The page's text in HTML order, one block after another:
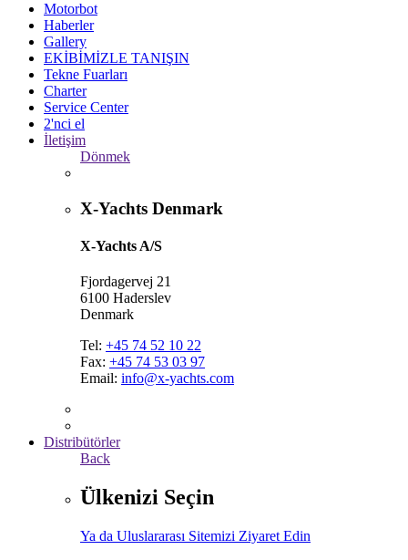
Motorbot
Haberler
Gallery
EKİBİMİZLE TANIŞIN
Tekne Fuarları
Charter
Service Center
2'nci el
İletişim
Dönmek
X-Yachts Denmark
X-Yachts A/S
Fjordagervej 21
6100 Haderslev
Denmark
Tel: +45 74 52 10 22
Fax: +45 74 53 03 97
Email: info@x-yachts.com
Distribütörler
Back
Ülkenizi Seçin
Ya da Uluslararası Sitemizi Ziyaret Edin